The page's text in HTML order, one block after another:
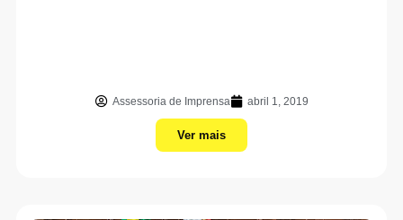
Assessoria de Imprensa abril 1, 2019
Ver mais